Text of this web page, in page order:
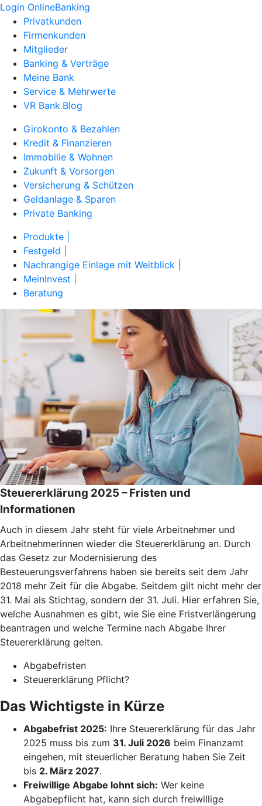
Login OnlineBanking
Privatkunden
Firmenkunden
Mitglieder
Banking & Verträge
Meine Bank
Service & Mehrwerte
VR Bank.Blog
Girokonto & Bezahlen
Kredit & Finanzieren
Immobilie & Wohnen
Zukunft & Vorsorgen
Versicherung & Schützen
Geldanlage & Sparen
Private Banking
Produkte |
Festgeld |
Nachrangige Einlage mit Weitblick |
MeinInvest |
Beratung
Steuererklärung 2025 – Fristen und
Informationen
Auch in diesem Jahr steht für viele Arbeitnehmer und
Arbeitnehmerinnen wieder die Steuererklärung an. Durch
das Gesetz zur Modernisierung des
Besteuerungsverfahrens haben sie bereits seit dem Jahr
2018 mehr Zeit für die Abgabe. Seitdem gilt nicht mehr der
31. Mai als Stichtag, sondern der 31. Juli. Hier erfahren Sie,
welche Ausnahmen es gibt, wie Sie eine Fristverlängerung
beantragen und welche Termine nach Abgabe Ihrer
Steuererklärung gelten.
Abgabefristen
Steuererklärung Pflicht?
Das Wichtigste in Kürze
Abgabefrist 2025: Ihre Steuererklärung für das Jahr
2025 muss bis zum 31. Juli 2026 beim Finanzamt
eingehen, mit steuerlicher Beratung haben Sie Zeit
bis 2. März 2027.
Freiwillige Abgabe lohnt sich: Wer keine
Abgabepflicht hat, kann sich durch freiwillige